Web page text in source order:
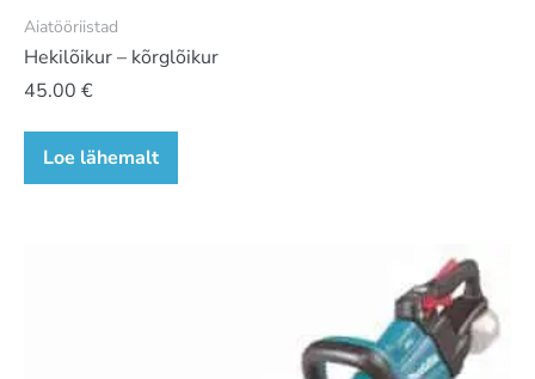
Aiatööriistad
Hekilõikur – kõrglõikur
45.00 €
Loe lähemalt